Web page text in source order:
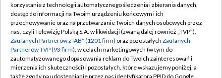
TVP
Abonament TVP
Sklep TVP
Biuro Reklamy
Oferta Handlowa
Regulamin TVP
Polityka prywatności
Moje zgody
Biuro reklamy
korzystanie z technologii automatycznego śledzenia i zbierania danych,
dostęp do informacji na Twoim urządzeniu końcowym i ich
przechowywanie oraz na przetwarzanie Twoich danych osobowych przez
nas, czyli Telewizję Polską S.A. w likwidacji (zwaną dalej również „TVP”),
Zaufanych Partnerów z IAB* (1201 firm) oraz pozostałych Zaufanych
Partnerów TVP (93 firm), w celach marketingowych (w tym do
zautomatyzowanego dopasowania reklam do Twoich zainteresowań i
mierzenia ich skuteczności) i pozostałych, które wskazujemy poniżej, a
także zgody na udostępnianie przez nas identyfikatora PPID do Google.